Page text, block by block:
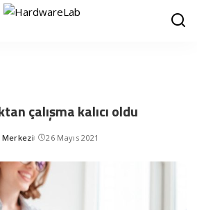
çalışma kalıcı oldu
Merkezi 26 Mayıs 2021